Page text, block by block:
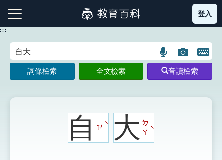
到
主
:::
注音索引圖示 筆畫索引圖示 部首索引表圖示
登入
:::
語
言
搜
圖
片
搜
開
鍵
圖
詞條檢索 全文檢索 音讀檢索
自ㄗ
ˋ 大ㄉ
ㄚ
ˋ